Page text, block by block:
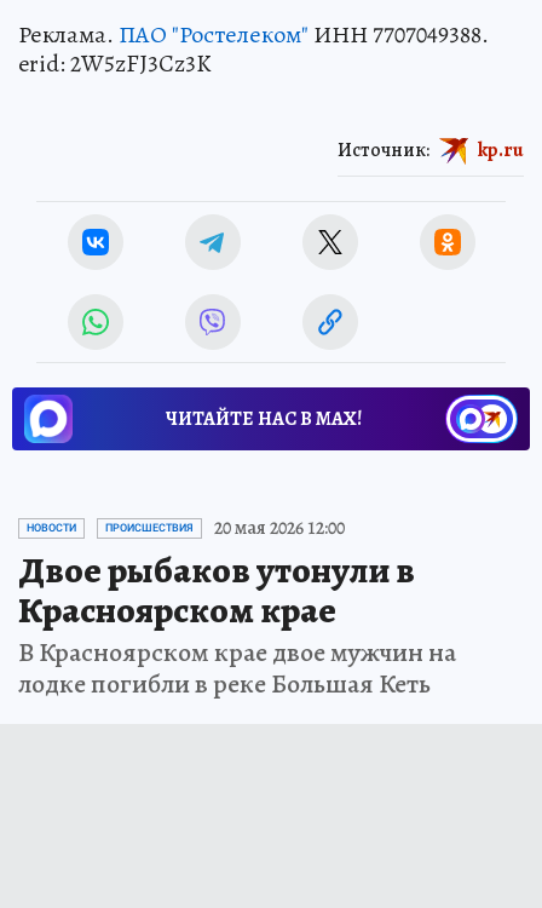
Реклама. ПАО "Ростелеком" ИНН 7707049388.
erid: 2W5zFJ3Cz3K
Источник: kp.ru
ЧИТАЙТЕ НАС В МАХ!
НОВОСТИ ПРОИСШЕСТВИЯ 20 мая 2026 12:00
Двое рыбаков утонули в
Красноярском крае
В Красноярском крае двое мужчин на
лодке погибли в реке Большая Кеть